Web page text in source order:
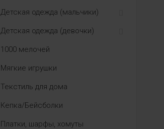
Детская одежда (мальчики)
Детская одежда (девочки)
1000 мелочей
Мягкие игрушки
Текстиль для дома
Кепка/Бейсболки
Платки, шарфы, хомуты